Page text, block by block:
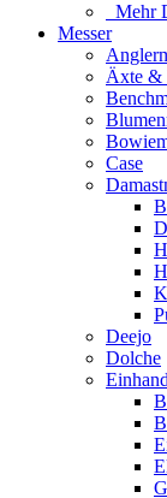
Mehr
Messer
Äxte &
Case
Deejo
Dolche